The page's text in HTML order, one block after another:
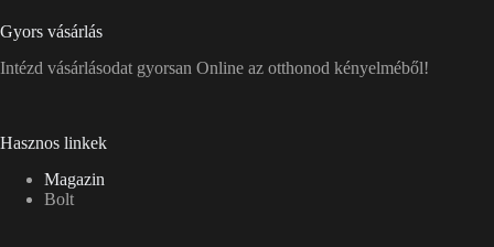
Gyors vásárlás
Intézd vásárlásodat gyorsan Online az otthonod kényelméből!
Hasznos linkek
Magazin
Bolt